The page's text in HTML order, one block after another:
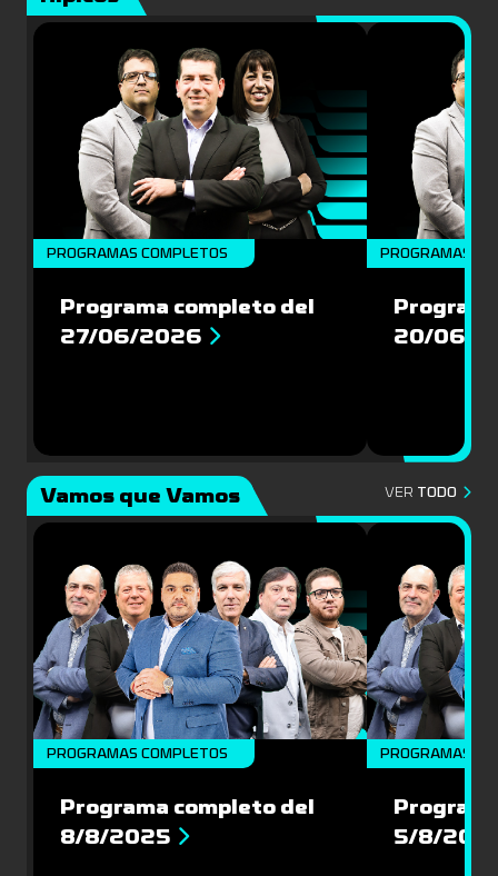
PROGRAMAS COMPLETOS
Programa completo del
27/06/2026
PROGRAMAS
20/06/
Vamos que Vamos VER TODO
PROGRAMAS COMPLETOS
Programa completo del
8/8/2025
PROGRAMAS
5/8/